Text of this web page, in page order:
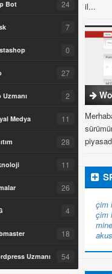
Bot 24
7
0
27
Uzmanı 2
Medya 11
28
11
26
4
18
Uzmanı 54
il...
çim
çim